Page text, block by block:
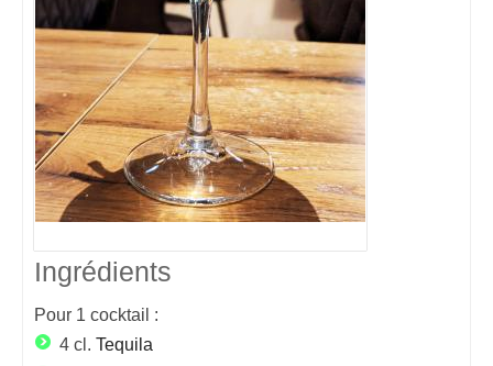
Ingrédients
Pour 1 cocktail :
4 cl. Tequila